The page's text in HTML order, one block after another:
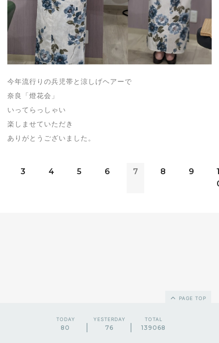
今年流行りの兵児帯と涼しげヘアーで
奈良「燈花会」
いってらっしゃい
楽しませていただき
ありがとうございました。
3 4 5 6 7 8 9
PAGE TOP
TODAY
80
YESTERDAY
76
TOTAL
139068